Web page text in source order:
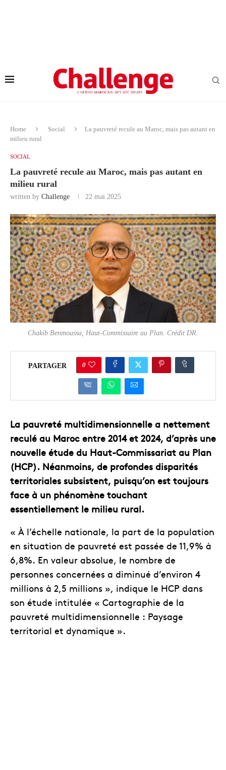
Home Social
La pauvreté recule au Maroc, mais pas autant en
milieu rural
SOCIAL
La pauvreté recule au Maroc, mais pas autant en
milieu rural
written by Challenge 22 mai 2025
Chakib Benmoussa, Haut-Commissaire au Plan. Crédit DR.
PARTAGER 0
La pauvreté multidimensionnelle a nettement
reculé au Maroc entre 2014 et 2024, d’après une
nouvelle étude du Haut-Commissariat au Plan
(HCP). Néanmoins, de profondes disparités
territoriales subsistent, puisqu’on est toujours
face à un phénomène touchant
essentiellement le milieu rural.
« À l’échelle nationale, la part de la population
en situation de pauvreté est passée de 11,9% à
6,8%. En valeur absolue, le nombre de
personnes concernées a diminué d’environ 4
millions à 2,5 millions », indique le HCP dans
son étude intitulée « Cartographie de la
pauvreté multidimensionnelle : Paysage
territorial et dynamique ».